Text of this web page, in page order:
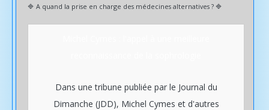
🔷️ A quand la prise en charge des médecines alternatives ? 🔷️
Dans une tribune publiée par le Journal du
Dimanche (JDD), Michel Cymes et d'autres